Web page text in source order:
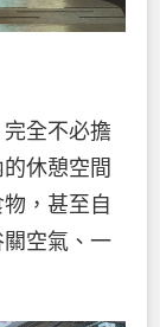
全不必擔
休憩空間
，甚至自
空氣、一